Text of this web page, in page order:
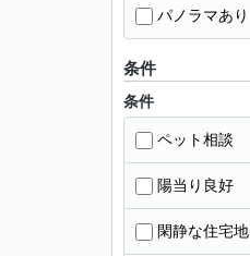
パノラマあり
条件
条件
ペット相談
陽当り良好
閑静な住宅地